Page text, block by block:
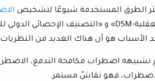
الطرق المستخدمة شيوعًا لتشخيص
الأسباب هو أن هناك العديد من
تشبيهه اضطراب مكافحة التدفع،
فهو نقاشٌ مستمر.